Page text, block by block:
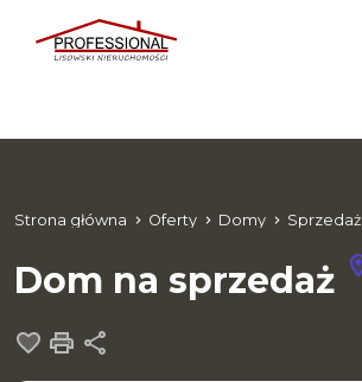
Strona główna Oferty Domy Sprzedaż
Dom na sprzedaż
Dodaj do ulubionych
Drukuj